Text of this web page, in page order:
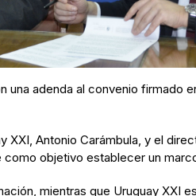
adenda al convenio firmado
Antonio Carámbula, y el
objetivo establecer un
mientras que Uruguay XXI